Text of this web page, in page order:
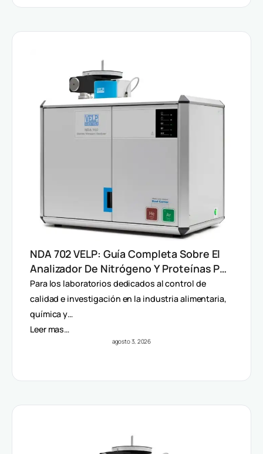
NDA 702 VELP: Guía Completa Sobre El
Analizador De Nitrógeno Y Proteínas Por
Método Dumas
Para los laboratorios dedicados al control de
calidad e investigación en la industria alimentaria,
química y…
Leer mas…
agosto 3, 2026